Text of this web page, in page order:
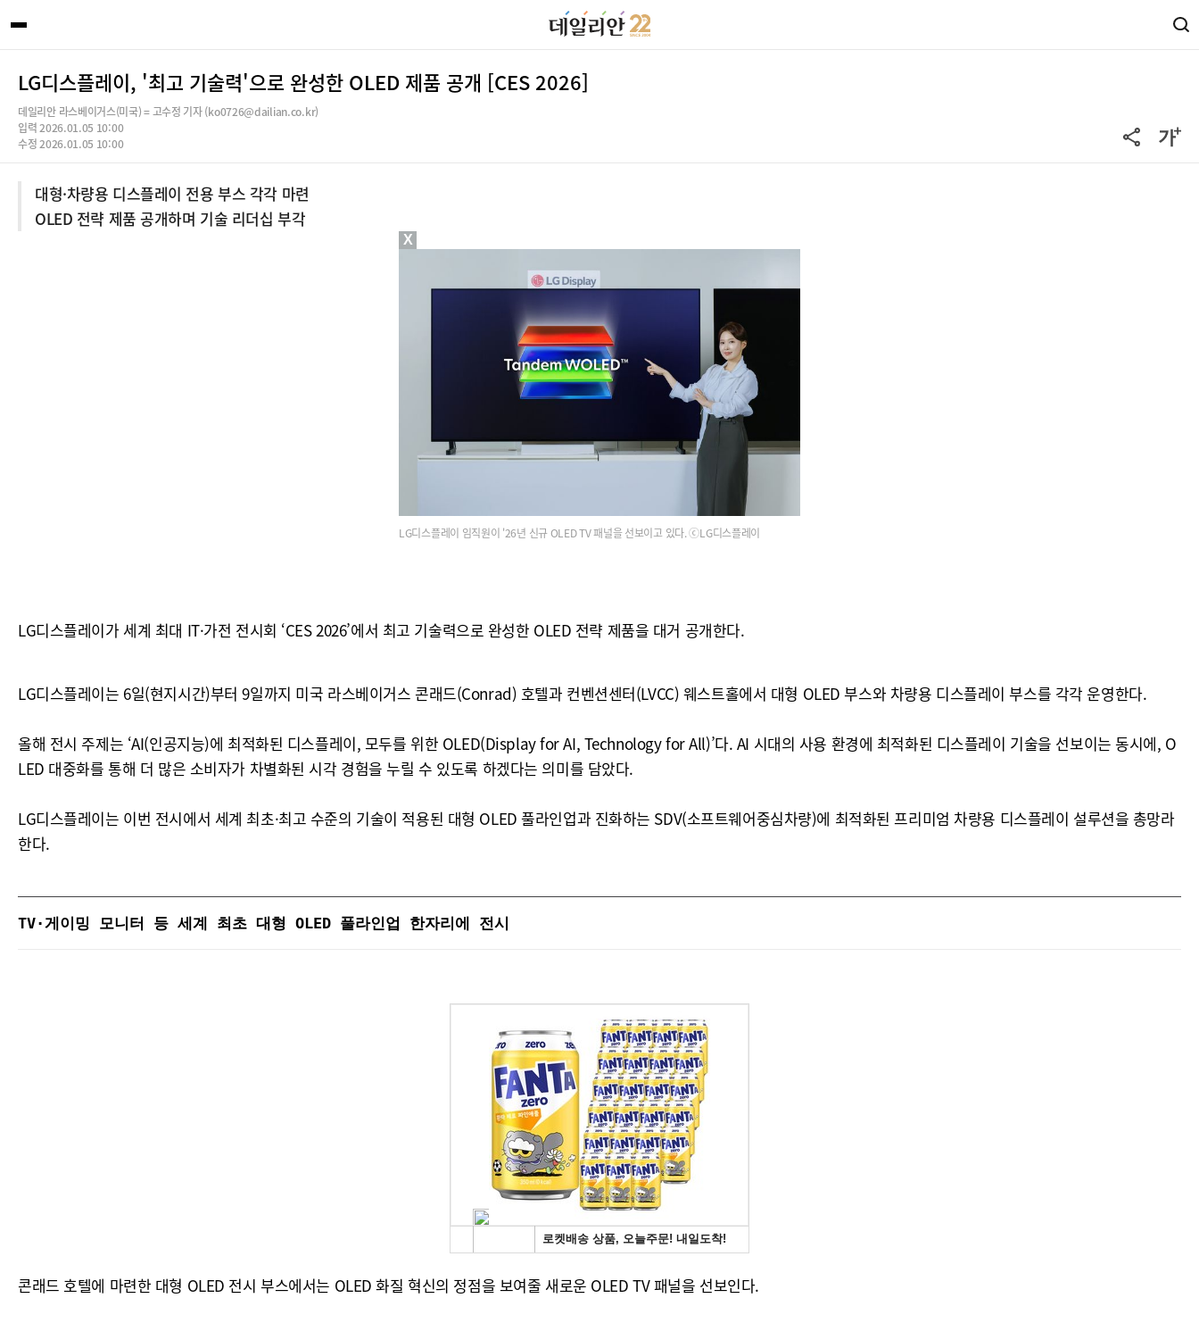
LG디스플레이, '최고 기술력'으로 완성한 OLED 제품 공개 [CES 2026]
데일리안 라스베이거스(미국) = 고수정 기자 (ko0726@dailian.co.kr)
입력 2026.01.05 10:00
수정 2026.01.05 10:00
대형·차량용 디스플레이 전용 부스 각각 마련
OLED 전략 제품 공개하며 기술 리더십 부각
LG디스플레이 임직원이 '26년 신규 OLED TV 패널을 선보이고 있다. ⓒLG디스플레이
LG디스플레이가 세계 최대 IT·가전 전시회 ‘CES 2026’에서 최고 기술력으로 완성한 OLED 전략 제품을 대거 공개한다.
LG디스플레이는 6일(현지시간)부터 9일까지 미국 라스베이거스 콘래드(Conrad) 호텔과 컨벤션센터(LVCC) 웨스트홀에서 대형 OLED 부스와 차량용 디스플레이 부스를 각각 운영한다.
올해 전시 주제는 ‘AI(인공지능)에 최적화된 디스플레이, 모두를 위한 OLED(Display for AI, Technology for All)’다. AI 시대의 사용 환경에 최적화된 디스플레이 기술을 선보이는 동시에, O
LED 대중화를 통해 더 많은 소비자가 차별화된 시각 경험을 누릴 수 있도록 하겠다는 의미를 담았다.
LG디스플레이는 이번 전시에서 세계 최초·최고 수준의 기술이 적용된 대형 OLED 풀라인업과 진화하는 SDV(소프트웨어중심차량)에 최적화된 프리미엄 차량용 디스플레이 설루션을 총망라
한다.
TV·게이밍 모니터 등 세계 최초 대형 OLED 풀라인업 한자리에 전시
콘래드 호텔에 마련한 대형 OLED 전시 부스에서는 OLED 화질 혁신의 정점을 보여줄 새로운 OLED TV 패널을 선보인다.
X